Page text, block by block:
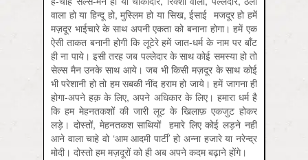
वाला हो या हिन्दू हो, मुस्लिम हो या सिख, ईसाई मजदूर हो हमें
मज़दूर भाईचारे के साथ अपनी एकता को बनाना होगा। हमें एक
ऐसी ताकत बनानी होगी कि लूटेरे हमें जात-धर्म के नाम पर बाँट
ही ना पाये। इसी तरह जब पल्लेदार के साथ कोई समस्या हो तो
सेल्स मैन उनके साथ आये। जब भी किसी मज़दूर के साथ कोई
भी परेशानी हो तो हम सबकी नींद हराम हो जाये। हमें जागना ही
होगा-अपने हक़ के लिए, अपने अधिकार के लिए। हमारा धर्म है
कि हम मेहनतकशों की जारी लूट के खिलाफ़ एकजुट होकर
लड़े। दोस्तों, मेहनतकश साथियों हमारे लिए कोई लड़ने नहीं
आने वाला चाहे वो ‘आम आदमी पार्टी’ हो अन्ना हजारे या नरेन्द्र
मोदी। दोस्तो हम मज़दूरों को ही अब अपने कदम बढ़ाने होंगे।